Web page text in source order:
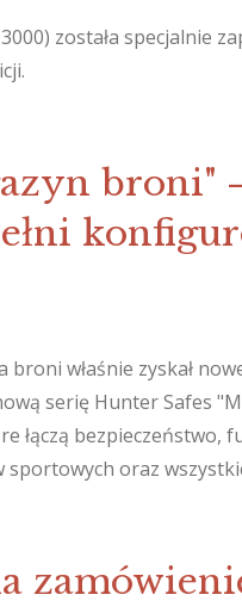
została specjalnie
broni"
właśnie zyskał
serię Hunter Safes
łączą bezpieczeństwo,
sportowych oraz